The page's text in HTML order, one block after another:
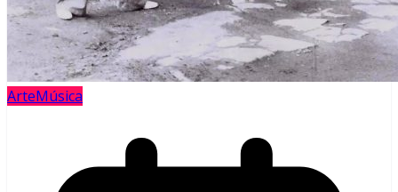
ArteMúsica